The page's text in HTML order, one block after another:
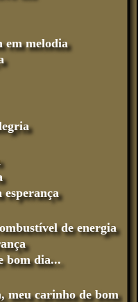
em melodia
esperança
de energia
bom dia...
meu carinho de bom